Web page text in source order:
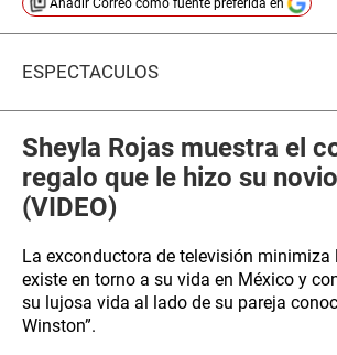
Añadir Correo como fuente preferida en
ESPECTÁCULOS
Sheyla Rojas muestra el
regalo que le hizo su
(VIDEO)
La exconductora de televisión minimiza
existe en torno a su vida en México y
su lujosa vida al lado de su pareja
Winston”.